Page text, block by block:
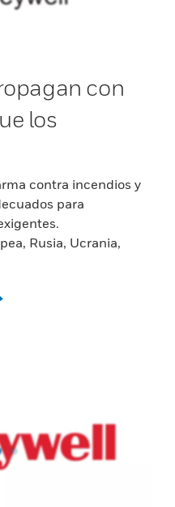
con
los
contra incendios y
para
Rusia, Ucrania,